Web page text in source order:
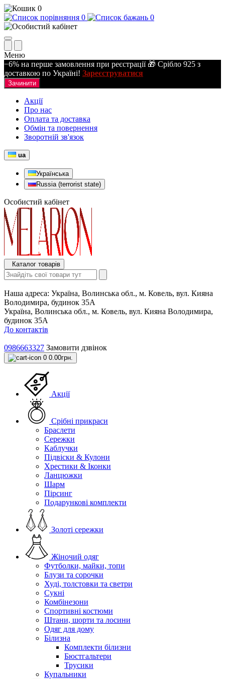
0
0
0
Меню
−6% на перше замовлення при реєстрації 🎁 Срібло 925 з
доставкою по Україні! Зареєструватися
Зачинити
Акції
Про нас
Оплата та доставка
Обмін та повернення
Зворотній зв'язок
ua
Українська
Russia (terrorist state)
Особистий кабінет
Каталог товарів
Наша адреса: Україна, Волинська обл., м. Ковель, вул. Кияна
Володимира, будинок 35А
Україна, Волинська обл., м. Ковель, вул. Кияна Володимира,
будинок 35А
До контактів
0986663327 Замовити дзвінок
0 0.00грн.
Акції
Срібні прикраси
Браслети
Сережки
Каблучки
Підвіски & Кулони
Хрестики & Іконки
Ланцюжки
Шарм
Пірсинг
Подарункові комплекти
Золоті сережки
Жіночий одяг
Футболки, майки, топи
Блузи та сорочки
Худі, толстовки та светри
Сукні
Комбінезони
Спортивні костюми
Штани, шорти та лосини
Одяг для дому
Білизна
Комплекти білизни
Бюстгальтери
Трусики
Купальники